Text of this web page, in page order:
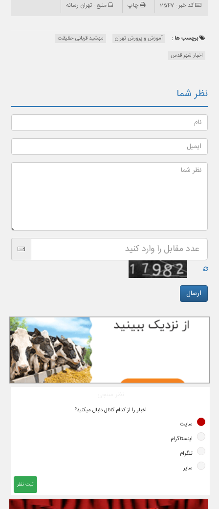
کد خبر : 2547
چاپ منبع : تهران رسانه
برچسب ها : آموزش و پرورش تهران
مهشید قربانی حقیقت
اخبار شهر قدس
نظر شما
اخبار را از کدام کانال دنبال میکنید؟
سایت
اینستاگرام
تلگرام
سایر
ثبت نظر